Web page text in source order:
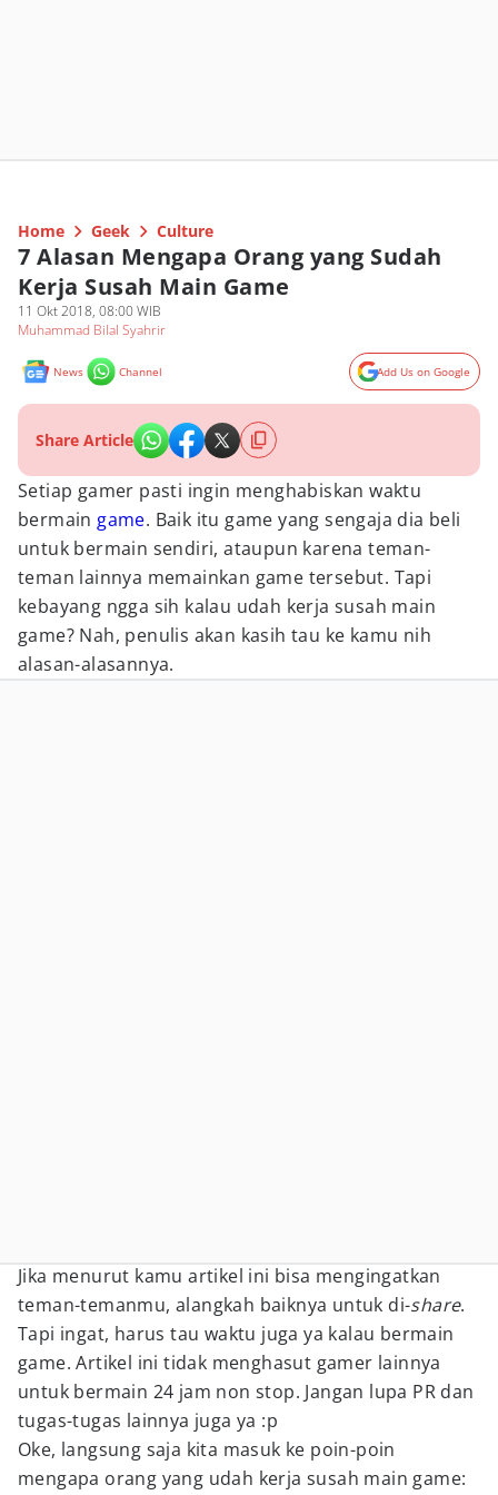
Home Geek Culture
7 Alasan Mengapa Orang yang Sudah
Kerja Susah Main Game
11 Okt 2018, 08:00 WIB
Muhammad Bilal Syahrir
News Channel Add Us on Google
Share Article
Setiap gamer pasti ingin menghabiskan waktu
bermain game. Baik itu game yang sengaja dia beli
untuk bermain sendiri, ataupun karena teman-
teman lainnya memainkan game tersebut. Tapi
kebayang ngga sih kalau udah kerja susah main
game? Nah, penulis akan kasih tau ke kamu nih
alasan-alasannya.
Jika menurut kamu artikel ini bisa mengingatkan
teman-temanmu, alangkah baiknya untuk di-share.
Tapi ingat, harus tau waktu juga ya kalau bermain
game. Artikel ini tidak menghasut gamer lainnya
untuk bermain 24 jam non stop. Jangan lupa PR dan
tugas-tugas lainnya juga ya :p
Oke, langsung saja kita masuk ke poin-poin
mengapa orang yang udah kerja susah main game: